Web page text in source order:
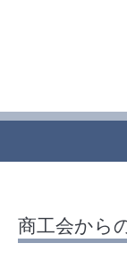
商工会から